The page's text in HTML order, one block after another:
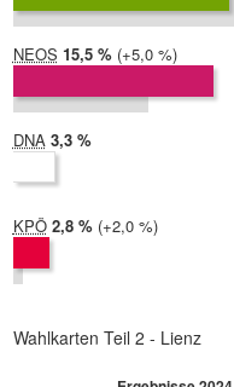
NEOS 2024:
15,5 %
2019:
10,5 %
Differenz:
+5,0 %
DNA 2024:
3,3 %
KPÖ 2024:
2,8 % Differenz:
+2,0 %
Wahlkarten Teil 2 - Lienz